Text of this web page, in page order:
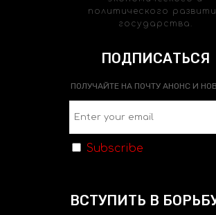
политического
государства.
ПОДПИСАТЬСЯ
ПОЛУЧАЙТЕ НА ПОЧТУ АНОНС И
Subscribe
ВСТУПИТЬ В